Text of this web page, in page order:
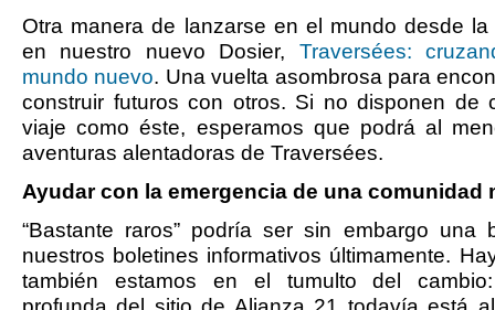
Otra manera de lanzarse en el mundo desde
en nuestro nuevo Dosier, Traversées:
mundo nuevo. Una vuelta asombrosa para
construir futuros con otros. Si no disponen de
viaje como éste, esperamos que podrá al
aventuras alentadoras de Traversées.
Ayudar con la emergencia de una comunidad
“Bastante raros” podría ser sin embargo una
nuestros boletines informativos últimamente.
también estamos en el tumulto del